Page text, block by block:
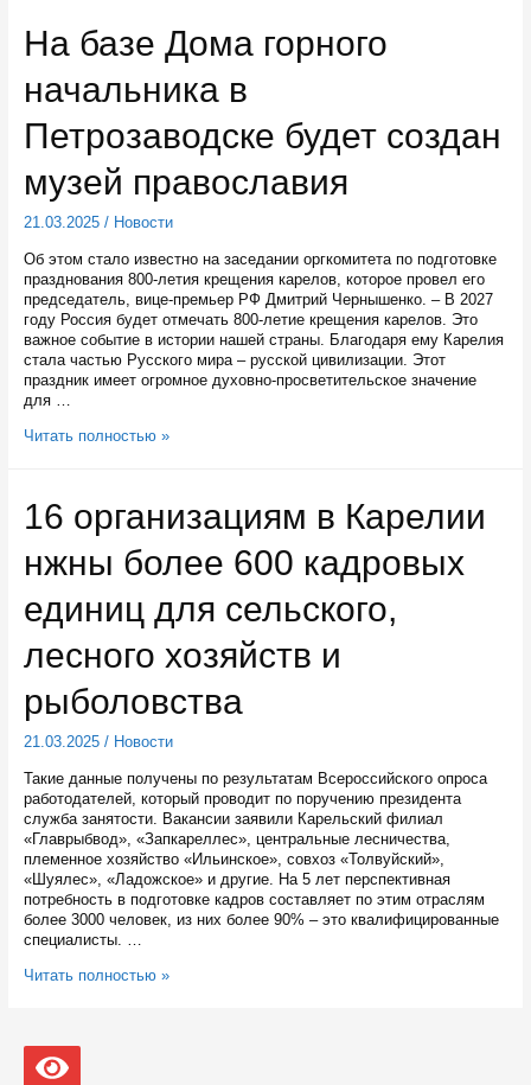
укороченный
ЕГЭ
по
базовой
математике
На базе Дома горного
начальника в
Петрозаводске будет создан
музей православия
21.03.2025/ Новости
Об этом стало известно на заседании оргкомитета по подготовке
празднования 800-летия крещения карелов, которое провел его
председатель, вице-премьер РФ Дмитрий Чернышенко. – В 2027
году Россия будет отмечать 800-летие крещения карелов. Это
важное событие в истории нашей страны. Благодаря ему Карелия
стала частью Русского мира – русской цивилизации. Этот
праздник имеет огромное духовно-просветительское значение
для …
На
начальника
Петрозаводске
будет
музей
Читать полностью »
16 организациям в Карелии
нжны более 600 кадровых
единиц для сельского,
лесного хозяйств и
рыболовства
21.03.2025/ Новости
Такие данные получены по результатам Всероссийского опроса
работодателей, который проводит по поручению президента
служба занятости. Вакансии заявили Карельский филиал
«Главрыбвод», «Запкареллес», центральные лесничества,
племенное хозяйство «Ильинское», совхоз «Толвуйский»,
«Шуялес», «Ладожское» и другие. На 5 лет перспективная
потребность в подготовке кадров составляет по этим отраслям
более 3000 человек, из них более 90% – это квалифицированные
специалисты. …
16
нжны
более
Читать полностью »